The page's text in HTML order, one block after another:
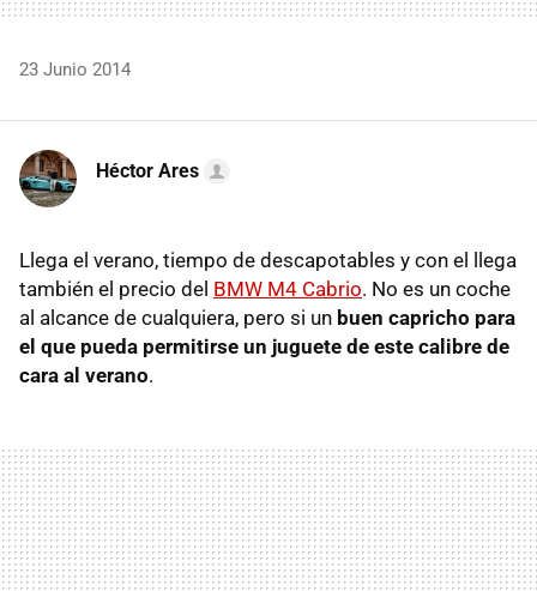
23 Junio 2014
Héctor Ares
Llega el verano, tiempo de descapotables y con el llega
también el precio del BMW M4 Cabrio. No es un coche
al alcance de cualquiera, pero si un buen capricho para
el que pueda permitirse un juguete de este calibre de
cara al verano.